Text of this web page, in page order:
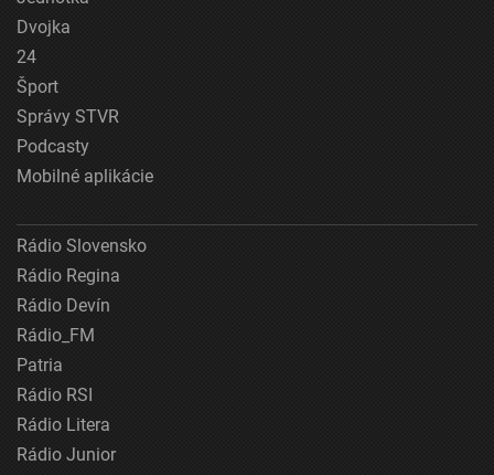
Dvojka
24
Šport
Správy STVR
Podcasty
Mobilné aplikácie
Rádio Slovensko
Rádio Regina
Rádio Devín
Rádio_FM
Patria
Rádio RSI
Rádio Litera
Rádio Junior